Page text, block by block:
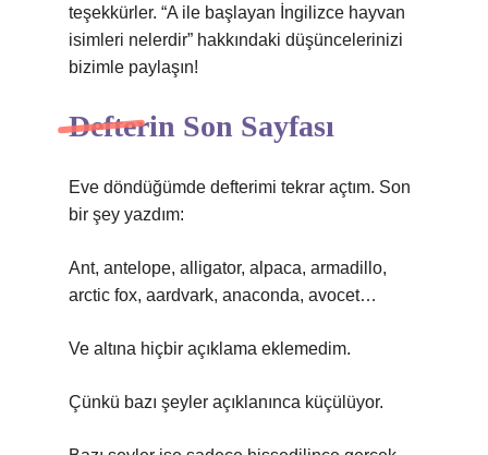
teşekkürler. “A ile başlayan İngilizce hayvan
isimleri nelerdir” hakkındaki düşüncelerinizi
bizimle paylaşın!
Defterin Son Sayfası
Eve döndüğümde defterimi tekrar açtım. Son
bir şey yazdım:
Ant, antelope, alligator, alpaca, armadillo,
arctic fox, aardvark, anaconda, avocet…
Ve altına hiçbir açıklama eklemedim.
Çünkü bazı şeyler açıklanınca küçülüyor.